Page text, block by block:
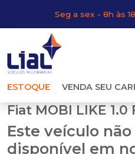
Seg a sex - 8h às
ESTOQUE VENDA SEU
Fiat MOBI LIKE 1.0
Este veículo
disponível em